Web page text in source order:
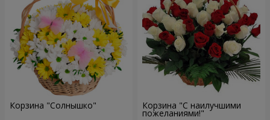
Корзина "Солнышко" Корзина "С наилучшими
пожеланиями!"